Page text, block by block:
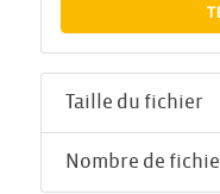
Taille du fichier
Nombre de